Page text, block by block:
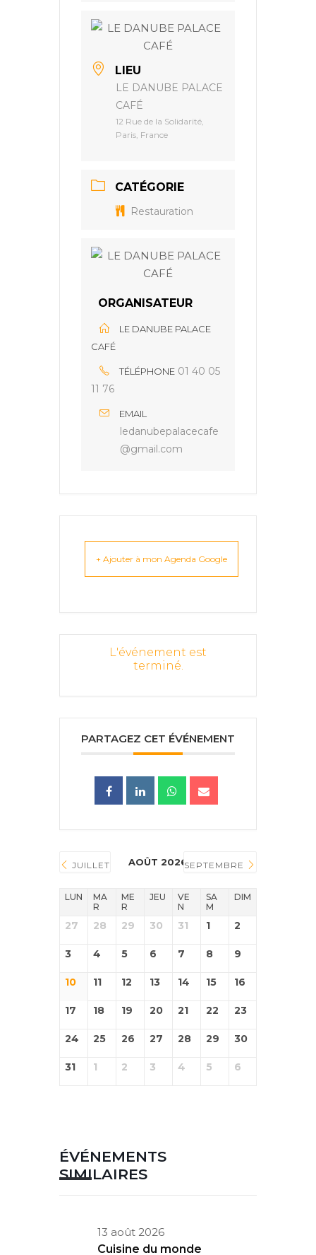
LIEU
LE DANUBE PALACE
CAFÉ
12 Rue de la Solidarité,
Paris, France
CATÉGORIE
Restauration
ORGANISATEUR
LE DANUBE PALACE
CAFÉ
TÉLÉPHONE 01 40 05
11 76
EMAIL
ledanubepalacecafe
@gmail.com
+ Ajouter à mon Agenda Google
L'événement est
terminé.
PARTAGEZ CET ÉVÉNEMENT
JUILLET AOÛT 2026SEPTEMBRE
LUN
MA
R
ME
R
JEU
VE
N
SA
M
DIM
27 28 29 30 31 1 2
3 4 5 6 7 8 9
10 11 12 13 14 15 16
17 18 19 20 21 22 23
24 25 26 27 28 29 30
31 1 2 3 4 5 6
ÉVÉNEMENTS
SIMILAIRES
13 août 2026
Cuisine du monde